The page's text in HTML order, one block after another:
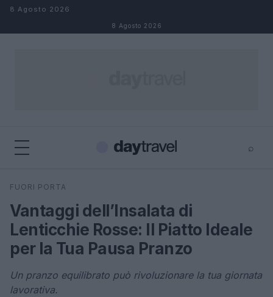
Salta al contenuto
8 Agosto 2026
8 Agosto 2026
⌕
Cerca
FUORI PORTA
Vantaggi dell’Insalata di
Lenticchie Rosse: Il Piatto Ideale
per la Tua Pausa Pranzo
Un pranzo equilibrato può rivoluzionare la tua giornata
lavorativa.